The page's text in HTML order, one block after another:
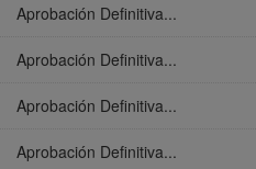
Aprobación Definitiva...
Aprobación Definitiva...
Aprobación Definitiva...
Aprobación Definitiva...